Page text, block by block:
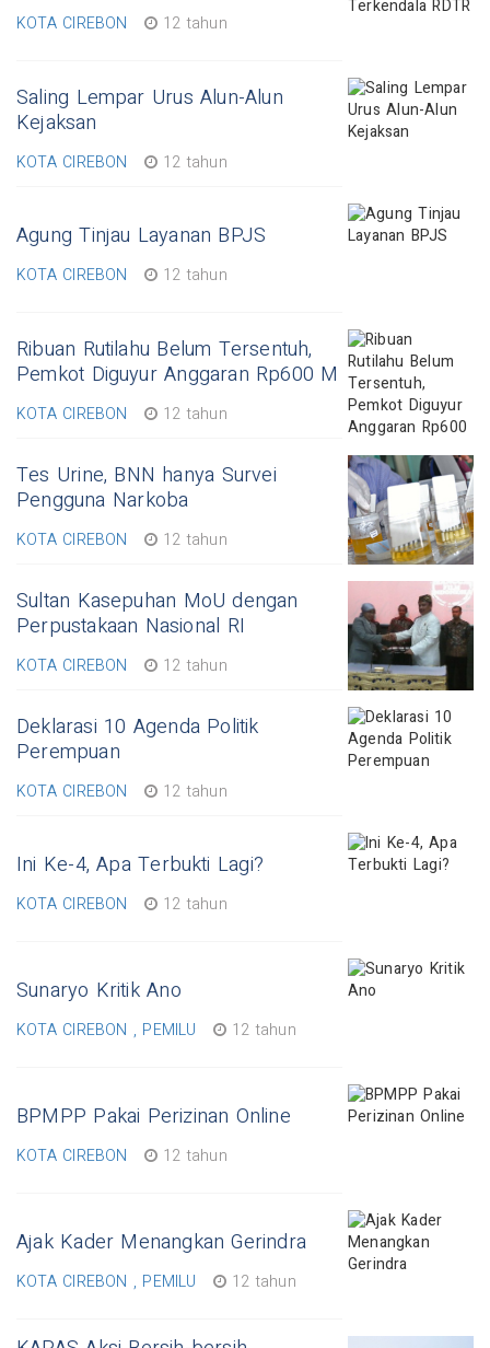
KOTA CIREBON 12 tahun
Saling Lempar Urus Alun-Alun
Kejaksan
KOTA CIREBON 12 tahun
Agung Tinjau Layanan BPJS
KOTA CIREBON 12 tahun
Ribuan Rutilahu Belum Tersentuh,
Pemkot Diguyur Anggaran Rp600 M
KOTA CIREBON 12 tahun
Tes Urine, BNN hanya Survei
Pengguna Narkoba
KOTA CIREBON 12 tahun
Sultan Kasepuhan MoU dengan
Perpustakaan Nasional RI
KOTA CIREBON 12 tahun
Deklarasi 10 Agenda Politik
Perempuan
KOTA CIREBON 12 tahun
Ini Ke-4, Apa Terbukti Lagi?
KOTA CIREBON 12 tahun
Sunaryo Kritik Ano
KOTA CIREBON , PEMILU 12 tahun
BPMPP Pakai Perizinan Online
KOTA CIREBON 12 tahun
Ajak Kader Menangkan Gerindra
KOTA CIREBON , PEMILU 12 tahun